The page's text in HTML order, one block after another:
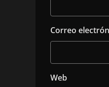
Correo
Web